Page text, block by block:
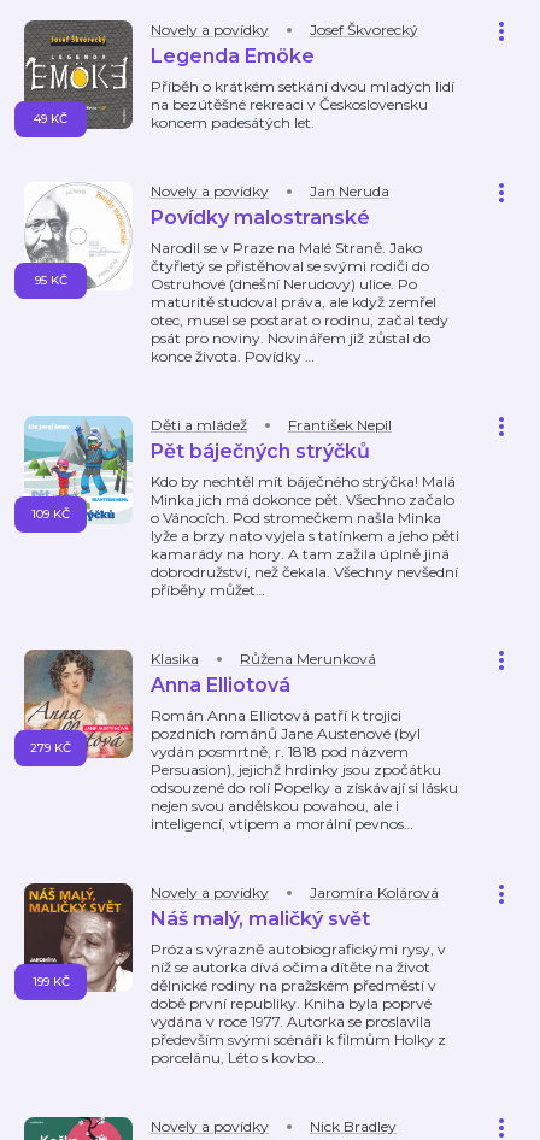
Novely a povídky Josef Škvorecký
Legenda Emöke
Příběh o krátkém setkání dvou mladých lidí
na bezútěšné rekreaci v Československu
koncem padesátých let.
49 KČ
Novely a povídky Jan Neruda
Povídky malostranské
Narodil se v Praze na Malé Straně. Jako
čtyřletý se přistěhoval se svými rodiči do
Ostruhové (dnešní Nerudovy) ulice. Po
maturitě studoval práva, ale když zemřel
otec, musel se postarat o rodinu, začal tedy
psát pro noviny. Novinářem již zůstal do
konce života. Povídky …
95 KČ
Děti a mládež František Nepil
Pět báječných strýčků
Kdo by nechtěl mít báječného strýčka! Malá
Minka jich má dokonce pět. Všechno začalo
o Vánocích. Pod stromečkem našla Minka
lyže a brzy nato vyjela s tatínkem a jeho pěti
kamarády na hory. A tam zažila úplně jiná
dobrodružství, než čekala. Všechny nevšední
příběhy můžet…
109 KČ
Klasika Růžena Merunková
Anna Elliotová
Román Anna Elliotová patří k trojici
pozdních románů Jane Austenové (byl
vydán posmrtně, r. 1818 pod názvem
Persuasion), jejichž hrdinky jsou zpočátku
odsouzené do rolí Popelky a získávají si lásku
nejen svou andělskou povahou, ale i
inteligencí, vtipem a morální pevnos…
279 KČ
Novely a povídky Jaromíra Kolárová
Náš malý, maličký svět
Próza s výrazně autobiografickými rysy, v
níž se autorka dívá očima dítěte na život
dělnické rodiny na pražském předměstí v
době první republiky. Kniha byla poprvé
vydána v roce 1977. Autorka se proslavila
především svými scénáři k filmům Holky z
porcelánu, Léto s kovbo…
199 KČ
Novely a povídky Nick Bradley